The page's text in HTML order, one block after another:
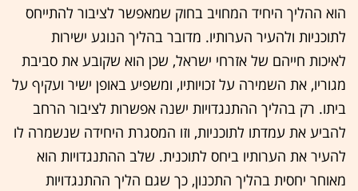
הוא ההליך היחיד המחויב בחוק שמאפשר לציבור להתייחס
לתוכניות ולהעיר הערותיו. מדובר בהליך הנוגע ישירות
לאיכות חייהם של אזרחי ישראל, שכן הוא שקובע את סביבת
מגוריו, את השמירה על זכויותיו, ומשפיע באופן ישיר ועקיף על
ביתו. רק בהליך ההתנגדויות ישנה אפשרות לציבור הרחב
להביע את עמדתו לתוכניות, וזו המסגרת היחידה שנשמרה לו
להעיר את הערותיו ביחס לתוכנית. שלב ההתנגדויות הוא
מאוחר יחסית בהליך התכנון, כך שגם הליך ההתנגדויות